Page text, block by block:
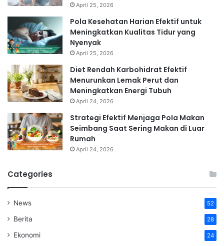
April 25, 2026
Pola Kesehatan Harian Efektif untuk
Meningkatkan Kualitas Tidur yang
Nyenyak
April 25, 2026
Diet Rendah Karbohidrat Efektif
Menurunkan Lemak Perut dan
Meningkatkan Energi Tubuh
April 24, 2026
Strategi Efektif Menjaga Pola Makan
Seimbang Saat Sering Makan di Luar
Rumah
April 24, 2026
Categories
News 52
Berita 28
Ekonomi 24